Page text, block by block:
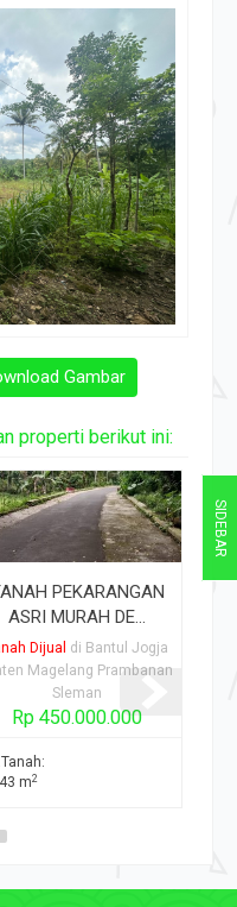
Gambar
properti berikut ini:
PEKARANGAN
ASRI MURAH DE...
Dijual di Bantul Jogja
Magelang Prambanan
Sleman
Rp 450.000.000
m2
SIDEBAR